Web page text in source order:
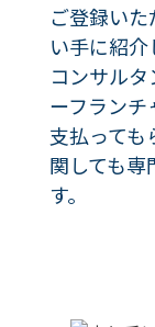
ご登録い
い手に紹
コンサル
ーフラン
支払って
関しても専
す。